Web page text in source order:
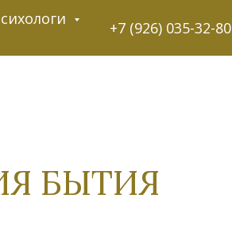
+7 (926) 035-32-80
БЫТИЯ